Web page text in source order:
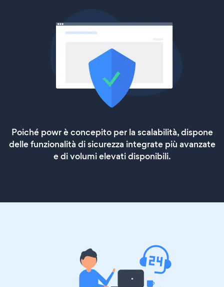
Poiché powr è concepito per la scalabilità, dispone
delle funzionalità di sicurezza integrate più avanzate
e di volumi elevati disponibili.